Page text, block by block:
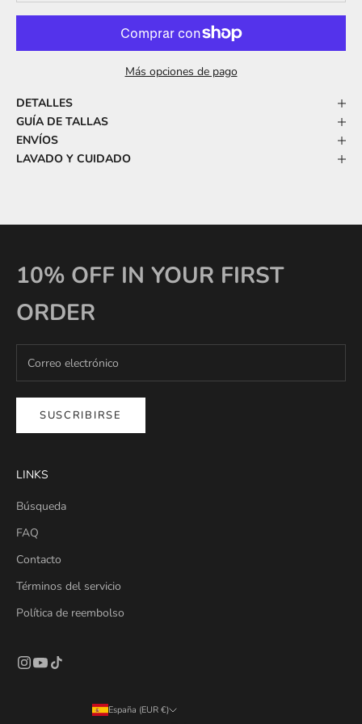
Más opciones de pago
DETALLES
GUÍA DE TALLAS
ENVÍOS
LAVADO Y CUIDADO
10% OFF IN YOUR FIRST
ORDER
SUSCRIBIRSE
LINKS
Búsqueda
FAQ
Contacto
Términos del servicio
Política de reembolso
España (EUR €)